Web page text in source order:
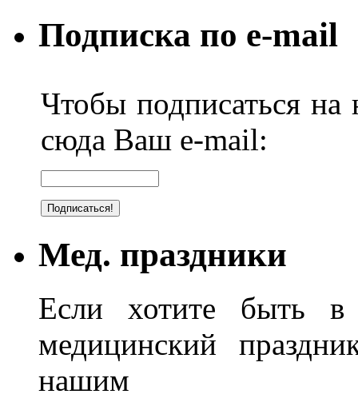
Подписка по e-mail
Чтобы подписаться на
сюда Ваш e-mail:
Мед. праздники
Если хотите быть в
медицинский
нашим